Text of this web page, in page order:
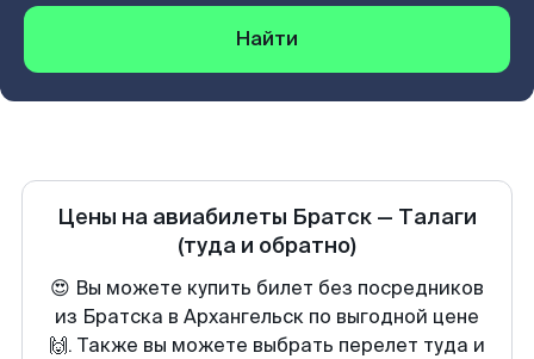
Найти
Цены на авиабилеты Братск — Талаги
(туда и обратно)
😍 Вы можете купить билет без посредников
из Братска в Архангельск по выгодной цене
🙌. Также вы можете выбрать перелет туда и